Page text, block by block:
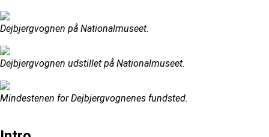
Dejbjergvognen på Nationalmuseet.
Dejbjergvognen udstillet på Nationalmuseet.
Mindestenen for Dejbjergvognenes fundsted.